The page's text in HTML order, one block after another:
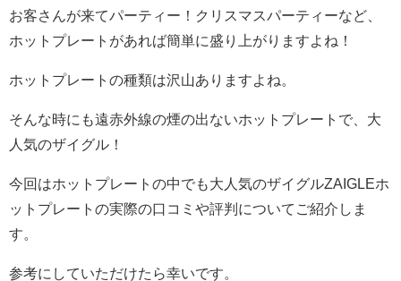
お客さんが来てパーティー！クリスマスパーティーなど、
ホットプレートがあれば簡単に盛り上がりますよね！
ホットプレートの種類は沢山ありますよね。
そんな時にも遠赤外線の煙の出ないホットプレートで、大
人気のザイグル！
今回はホットプレートの中でも大人気のザイグルZAIGLEホ
ットプレートの実際の口コミや評判についてご紹介しま
す。
参考にしていただけたら幸いです。